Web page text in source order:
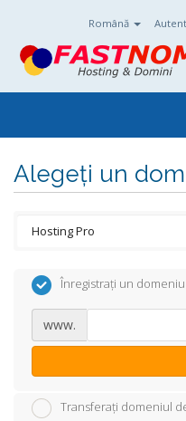
Română
Alegeți un
Înregistrați un
www.
Transferați domeniul